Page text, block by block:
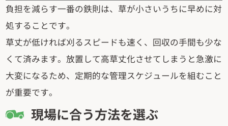
負担を減らす一番の鉄則は、草が小さいうちに早めに対
処することです。
草丈が低ければ刈るスピードも速く、回収の手間も少な
くて済みます。放置して高草丈化させてしまうと急激に
大変になるため、定期的な管理スケジュールを組むこと
が重要です。
現場に合う方法を選ぶ